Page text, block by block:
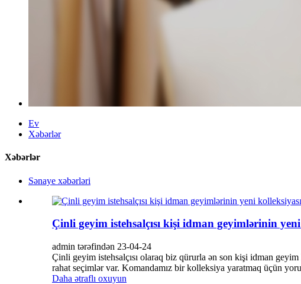
Ev
Xəbərlər
Xəbərlər
Sənaye xəbərləri
Çinli geyim istehsalçısı kişi idman geyimlərinin
admin tərəfindən 23-04-24
Çinli geyim istehsalçısı olaraq biz qürurla ən son kişi idman
rahat seçimlər var. Komandamız bir kolleksiya yaratmaq üçün
Daha ətraflı oxuyun